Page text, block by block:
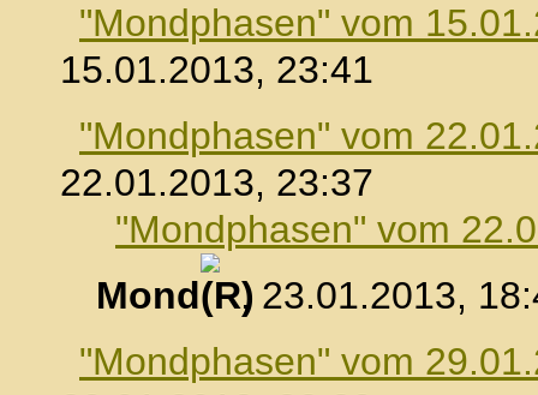
"Mondphasen" vom
15.01.2013, 23:41
"Mondphasen" vom
22.01.2013, 23:37
"Mondphasen" vom
Mond
, 23.01.2013,
"Mondphasen" vom